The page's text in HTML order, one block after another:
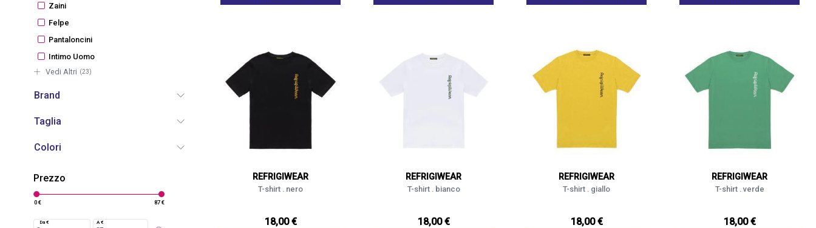
Zaini
Felpe
Pantaloncini
Intimo Uomo
Vedi Altri (23)
Brand
Taglia
Colori
Prezzo
0 € 87 €
Da € A €
REFRIGIWEAR
T-shirt . nero
18,00 €
REFRIGIWEAR
T-shirt . bianco
18,00 €
REFRIGIWEAR
T-shirt . giallo
18,00 €
REFRIGIWEAR
T-shirt . verde
18,00 €